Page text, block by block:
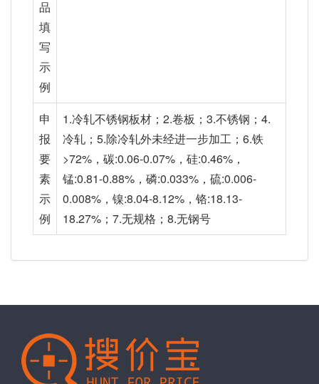
品
填
写
示
例
申
报
要
素
示
例
1.冷轧不锈钢板材；2.卷板；3.不锈钢；4.
冷轧；5.除冷轧外未经进一步加工；6.铁
>72%，碳:0.06-0.07%，硅:0.46%，
锰:0.81-0.88%，磷:0.033%，硫:0.006-
0.008%，镍:8.04-8.12%，铬:18.13-
18.27%；7.无规格；8.无钢号